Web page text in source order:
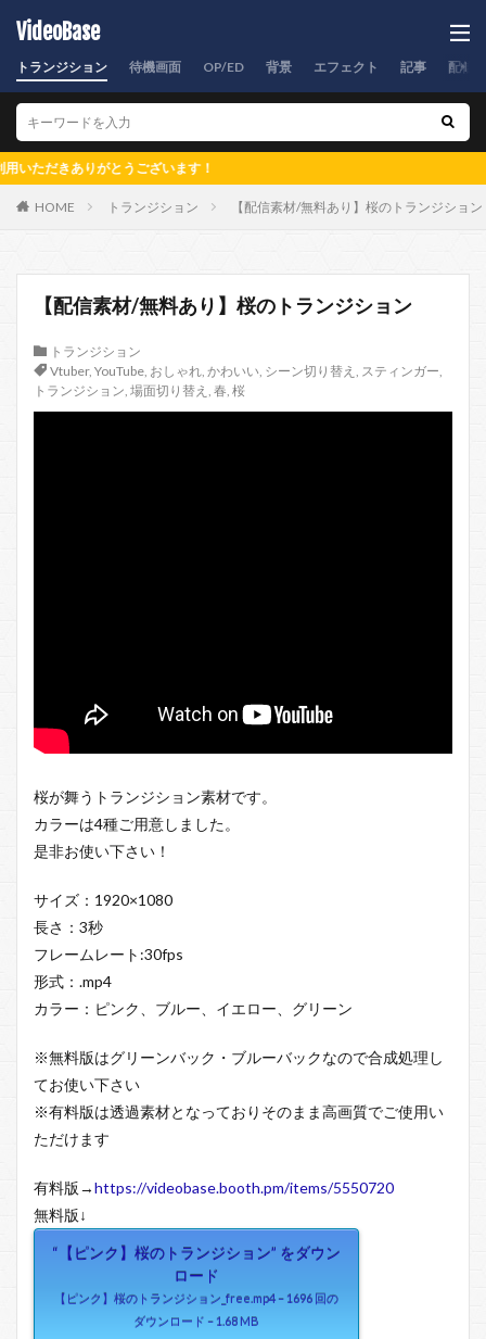
VideoBase
トランジション 待機画面 OP/ED 背景 エフェクト 記事 配信
ありがとうございます！
HOME トランジション 【配信素材/無料あり】桜のトランジション
【配信素材/無料あり】桜のトランジション
トランジション
Vtuber, YouTube, おしゃれ, かわいい, シーン切り替え , スティンガー,
トランジション, 場面切り替え , 春, 桜
桜が舞うトランジション素材です。
カラーは4種ご用意しました。
是非お使い下さい！
サイズ：1920×1080
長さ：3秒
フレームレート:30fps
形式：.mp4
カラー：ピンク、ブルー、イエロー、グリーン
※無料版はグリーンバック・ブルーバックなので合成処理し
てお使い下さい
※有料版は透過素材となっておりそのまま高画質でご使用い
ただけます
有料版→https://videobase.booth.pm/items/5550720
無料版↓
“【ピンク】桜のトランジション” をダウン
ロード
【ピンク】桜のトランジション_free.mp4 – 1696 回の
ダウンロード – 1.68 MB